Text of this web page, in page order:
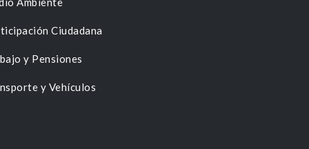
Ciudadana
y Pensiones
y Vehículos